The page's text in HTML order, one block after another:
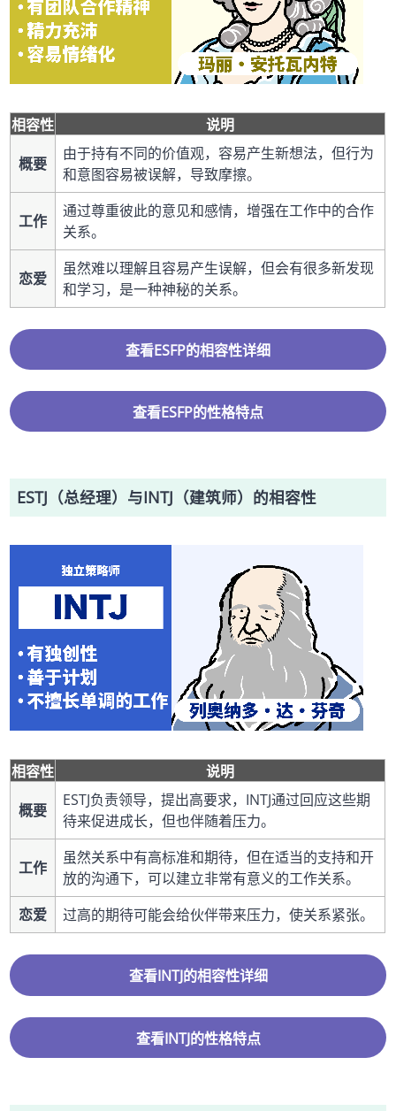
相容性
说明
概要
由于持有不同的价值观，容易产生新想法，但行为
和意图容易被误解，导致摩擦。
工作
通过尊重彼此的意见和感情，增强在工作中的合作
关系。
恋爱
虽然难以理解且容易产生误解，但会有很多新发现
和学习，是一种神秘的关系。
查看ESFP的相容性详细
查看ESFP的性格特点
ESTJ（总经理）与INTJ（建筑师）的相容性
相容性
说明
概要
ESTJ负责领导，提出高要求，INTJ通过回应这些期
待来促进成长，但也伴随着压力。
工作
虽然关系中有高标准和期待，但在适当的支持和开
放的沟通下，可以建立非常有意义的工作关系。
恋爱
过高的期待可能会给伙伴带来压力，使关系紧张。
查看INTJ的相容性详细
查看INTJ的性格特点